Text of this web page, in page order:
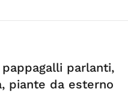
parlanti,
piante da esterno